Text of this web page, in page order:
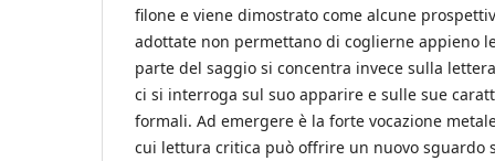
filone e viene dimostrato come alcune
adottate non permettano di coglierne appieno
parte del saggio si concentra invece sulla
ci si interroga sul suo apparire e sulle sue
formali. Ad emergere è la forte vocazione
cui lettura critica può offrire un nuovo sguardo